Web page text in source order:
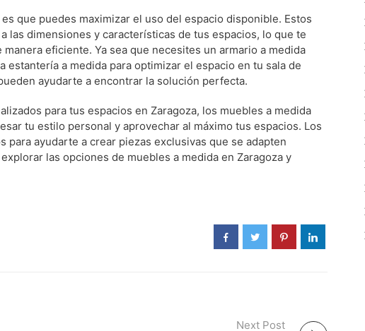
que puedes maximizar el uso del espacio disponible. Estos
las dimensiones y características de tus espacios, lo que te
eficiente. Ya sea que necesites un armario a medida
a medida para optimizar el espacio en tu sala de
ayudarte a encontrar la solución perfecta.
para tus espacios en Zaragoza, los muebles a medida
tu estilo personal y aprovechar al máximo tus espacios. Los
ayudarte a crear piezas exclusivas que se adapten
las opciones de muebles a medida en Zaragoza y
Next Post